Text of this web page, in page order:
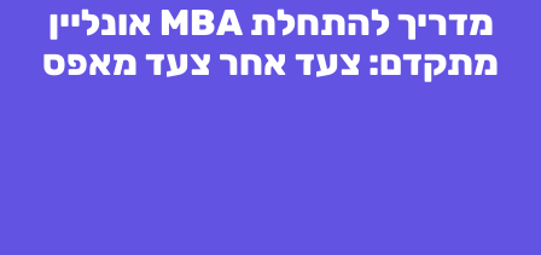
מדריך להתחלת MBA אונליין
מתקדם: צעד אחר צעד מאפס